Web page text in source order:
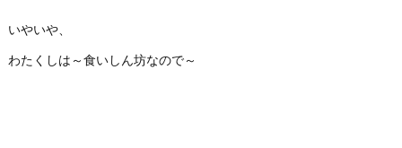
いやいや、
わたくしは～食いしん坊なので～